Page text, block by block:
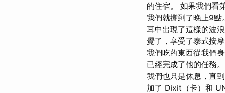
的住宿。 如果我們看
我們就撐到了晚上9點
耳中出現了這樣的波
覺了，享受了泰式按
我們吃的東西從我們
已經完成了他的任務
我們也只是休息，直
加了 Dixit（卡）和